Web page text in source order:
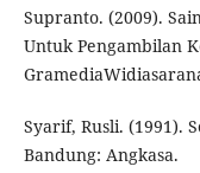
Supranto. (2009).
Untuk Pengambilan
Syarif, Rusli. (1991).
Bandung: Angkasa.